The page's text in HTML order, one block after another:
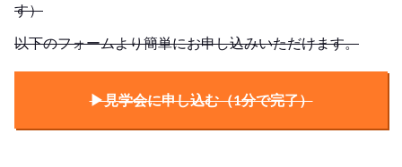
す）
以下のフォームより簡単にお申し込みいただけます。
▶︎見学会に申し込む（1分で完了）